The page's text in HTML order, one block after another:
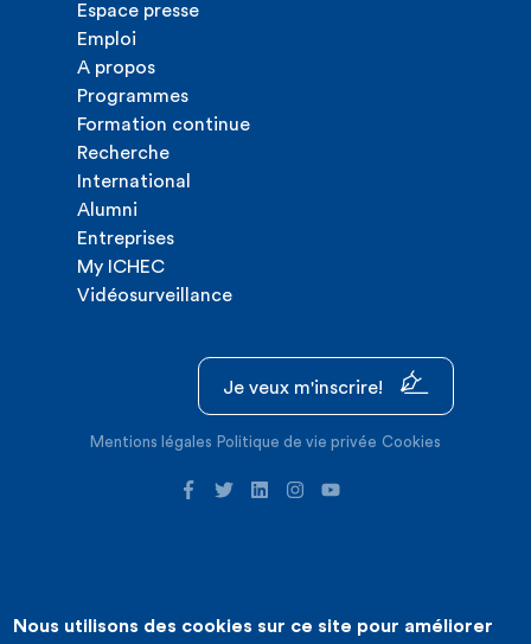
Espace presse
Emploi
A propos
Programmes
Formation continue
Recherche
International
Alumni
Entreprises
My ICHEC
Vidéosurveillance
Je veux m'inscrire!
Mentions légales Politique de vie privée Cookies
©2026 ICHEC |Création de site internet : Expansion
Nous utilisons des cookies sur ce site pour améliorer